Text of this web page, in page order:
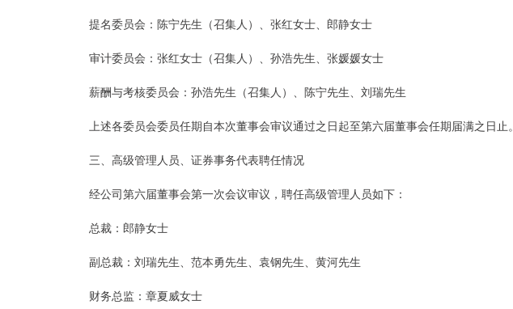
提名委员会：陈宁先生（召集人）、张红女士、郎静女士
审计委员会：张红女士（召集人）、孙浩先生、张媛媛女士
薪酬与考核委员会：孙浩先生（召集人）、陈宁先生、刘瑞先生
上述各委员会委员任期自本次董事会审议通过之日起至第六届董事会任期届满之日止。
三、高级管理人员、证券事务代表聘任情况
经公司第六届董事会第一次会议审议，聘任高级管理人员如下：
总裁：郎静女士
副总裁：刘瑞先生、范本勇先生、袁钢先生、黄河先生
财务总监：章夏威女士